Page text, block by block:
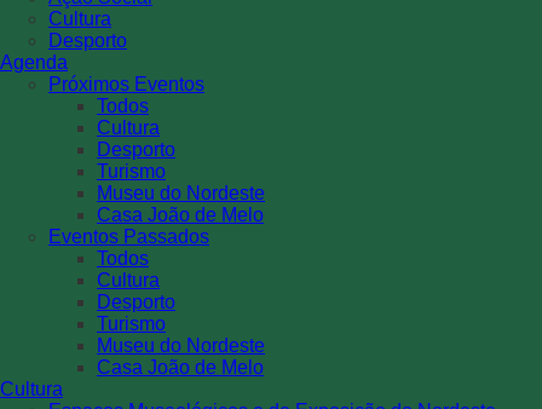
Cultura
Desporto
Agenda
Próximos Eventos
Todos
Cultura
Desporto
Turismo
Museu do Nordeste
Casa João de Melo
Eventos Passados
Todos
Cultura
Desporto
Turismo
Museu do Nordeste
Casa João de Melo
Cultura